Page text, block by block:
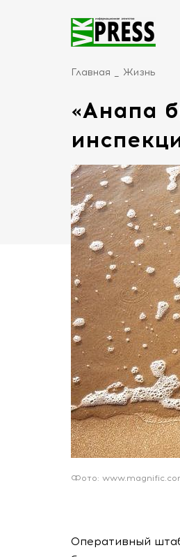
Главная Жизнь
«Анапа
Фото:
Оперативный